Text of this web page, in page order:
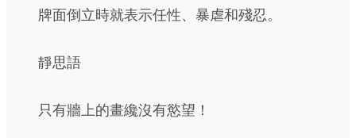
牌面倒立時就表示任性、暴虐和殘忍。
靜思語
只有牆上的畫纔沒有慾望！